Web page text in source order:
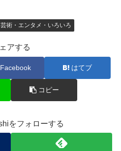
芸術・エンタメ・いろいろ
アする
Facebook はてブ
コピー
をフォローする